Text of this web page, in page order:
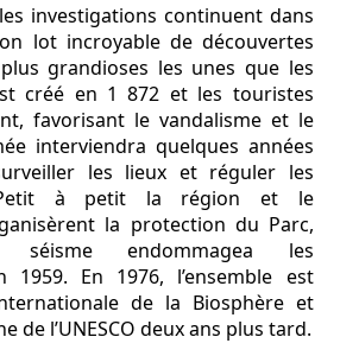
investigations continuent dans
lot incroyable de découvertes
grandioses les unes que les
créé en 1 872 et les touristes
favorisant le vandalisme et le
interviendra quelques années
les lieux et réguler les
Petit à petit la région et le
la protection du Parc,
séisme endommagea les
1959. En 1976, l’ensemble est
de la Biosphère et
de l’UNESCO deux ans plus tard.